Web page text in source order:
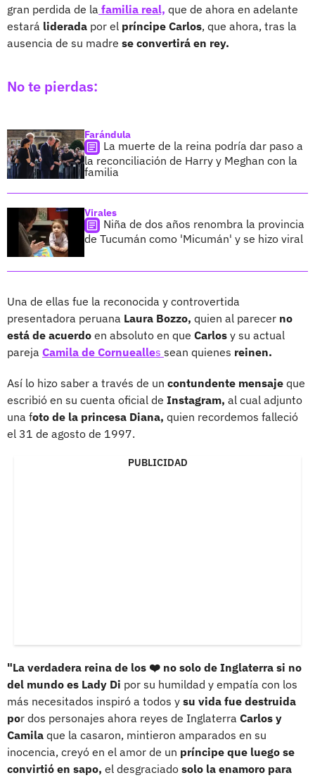
gran perdida de la familia real, que de ahora en adelante
estará liderada por el príncipe Carlos, que ahora, tras la
ausencia de su madre se convertirá en rey.
No te pierdas:
Farándula
La muerte de la reina podría dar paso a
la reconciliación de Harry y Meghan con la
familia
Virales
Niña de dos años renombra la provincia
de Tucumán como 'Micumán' y se hizo viral
Una de ellas fue la reconocida y controvertida
presentadora peruana Laura Bozzo, quien al parecer no
está de acuerdo en absoluto en que Carlos y su actual
pareja Camila de Cornuealles sean quienes reinen.
Así lo hizo saber a través de un contundente mensaje que
escribió en su cuenta oficial de Instagram, al cual adjunto
una foto de la princesa Diana, quien recordemos falleció
el 31 de agosto de 1997.
PUBLICIDAD
"La verdadera reina de los ❤️ no solo de Inglaterra si no
del mundo es Lady Di por su humildad y empatía con los
más necesitados inspiró a todos y su vida fue destruida
por dos personajes ahora reyes de Inglaterra Carlos y
Camila que la casaron, mintieron amparados en su
inocencia, creyó en el amor de un príncipe que luego se
convirtió en sapo, el desgraciado solo la enamoro para